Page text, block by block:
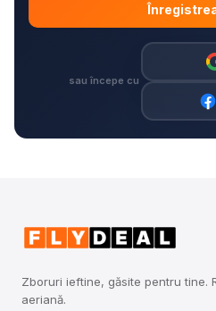
sau începe cu
Zboruri ieftine, găsite pentru tine.
aeriană.